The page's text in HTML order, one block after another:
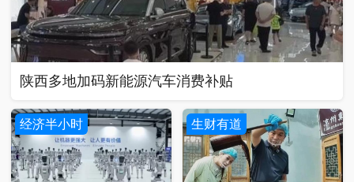
陕西多地加码新能源汽车消费补贴
经济半小时 生财有道